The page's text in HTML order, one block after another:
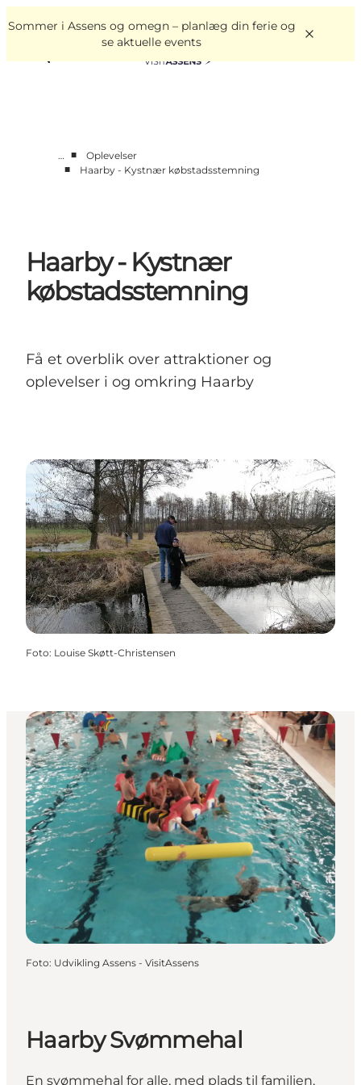
Sommer i Assens og omegn – planlæg din ferie og
se aktuelle events
Overnatning
Åbningstider
VisitAssens
Deutsch
… ■
Oplevelser
■
Haarby - Kystnær købstadsstemning
Haarby - Kystnær
købstadsstemning
Få et overblik over attraktioner og
oplevelser i og omkring Haarby
Foto: Louise Skøtt-Christensen
Foto: Udvikling Assens - VisitAssens
Haarby Svømmehal
En svømmehal for alle, med plads til familien,